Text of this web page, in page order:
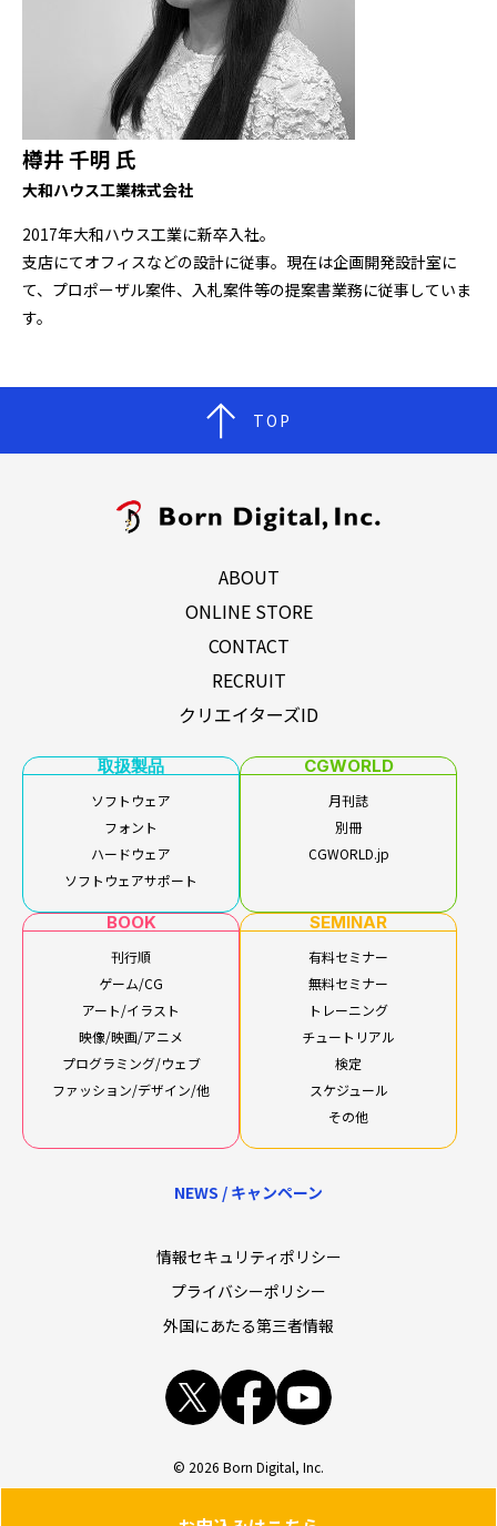
樽󠄀井 千明 氏
大和ハウス工業株式会社
2017年大和ハウス工業に新卒入社。
支店にてオフィスなどの設計に従事。現在は企画開発設計室に
て、プロポーザル案件、入札案件等の提案書業務に従事していま
す。
TOP
ABOUT
ONLINE STORE
CONTACT
RECRUIT
クリエイターズID
取扱製品
ソフトウェア
フォント
ハードウェア
ソフトウェアサポート
CGWORLD
月刊誌
別冊
CGWORLD.jp
BOOK
刊行順
ゲーム/CG
アート/イラスト
映像/映画/アニメ
プログラミング/ウェブ
ファッション/デザイン/他
SEMINAR
有料セミナー
無料セミナー
トレーニング
チュートリアル
検定
スケジュール
その他
NEWS / キャンペーン
情報セキュリティポリシー
プライバシーポリシー
外国にあたる第三者情報
x facebook
© 2026 Born Digital, Inc.